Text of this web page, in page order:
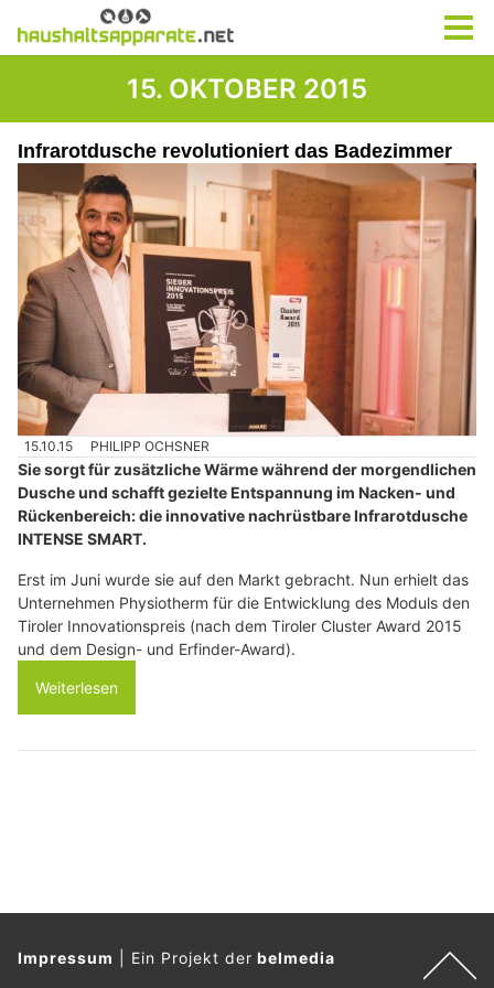
15. OKTOBER 2015
Infrarotdusche revolutioniert das Badezimmer
15.10.15 PHILIPP OCHSNER
Sie sorgt für zusätzliche Wärme während der morgendlichen
Dusche und schafft gezielte Entspannung im Nacken- und
Rückenbereich: die innovative nachrüstbare Infrarotdusche
INTENSE SMART.
Erst im Juni wurde sie auf den Markt gebracht. Nun erhielt das
Unternehmen Physiotherm für die Entwicklung des Moduls den
Tiroler Innovationspreis (nach dem Tiroler Cluster Award 2015
und dem Design- und Erfinder-Award).
Weiterlesen
Impressum Ein Projekt derbelmedia